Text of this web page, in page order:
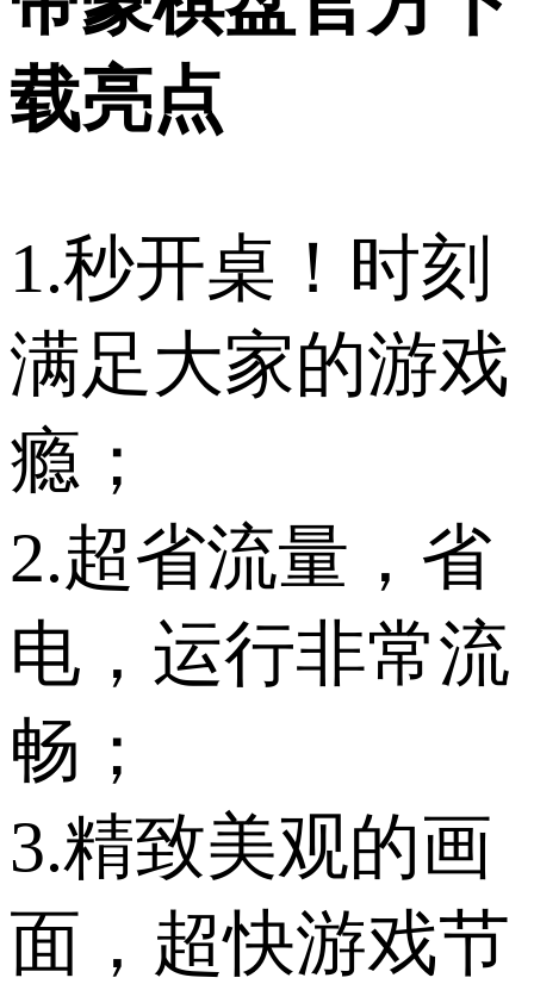
载亮点
1.秒开桌！时刻
满足大家的游戏
瘾；
2.超省流量，省
电，运行非常流
畅；
3.精致美观的画
面，超快游戏节